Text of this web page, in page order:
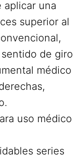
aplicar una
superior al
de giro
médico
uso médico
series